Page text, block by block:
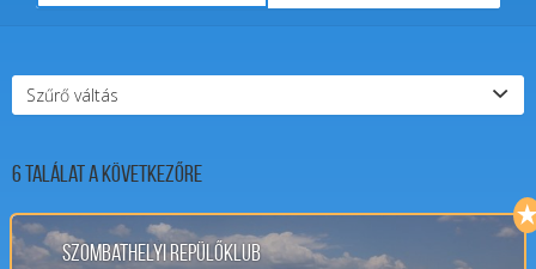
Szűrő váltás
6Találat a következőre
Szombathelyi Repülőklub